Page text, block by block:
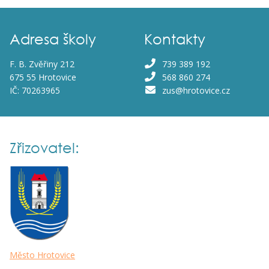
Adresa školy
F. B. Zvěřiny 212
675 55 Hrotovice
IČ: 70263965
Kontakty
739 389 192
568 860 274
zus@hrotovice.cz
Zřizovatel:
Město Hrotovice